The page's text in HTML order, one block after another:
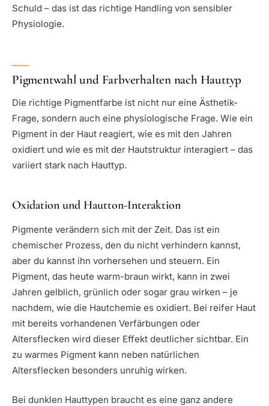
Schuld – das ist das richtige Handling von sensibler
Physiologie.
Pigmentwahl und Farbverhalten nach Hauttyp
Die richtige Pigmentfarbe ist nicht nur eine Ästhetik-
Frage, sondern auch eine physiologische Frage. Wie ein
Pigment in der Haut reagiert, wie es mit den Jahren
oxidiert und wie es mit der Hautstruktur interagiert – das
variiert stark nach Hauttyp.
Oxidation und Hautton-Interaktion
Pigmente verändern sich mit der Zeit. Das ist ein
chemischer Prozess, den du nicht verhindern kannst,
aber du kannst ihn vorhersehen und steuern. Ein
Pigment, das heute warm-braun wirkt, kann in zwei
Jahren gelblich, grünlich oder sogar grau wirken – je
nachdem, wie die Hautchemie es oxidiert. Bei reifer Haut
mit bereits vorhandenen Verfärbungen oder
Altersflecken wird dieser Effekt deutlicher sichtbar. Ein
zu warmes Pigment kann neben natürlichen
Altersflecken besonders unruhig wirken.
Bei dunklen Hauttypen braucht es eine ganz andere